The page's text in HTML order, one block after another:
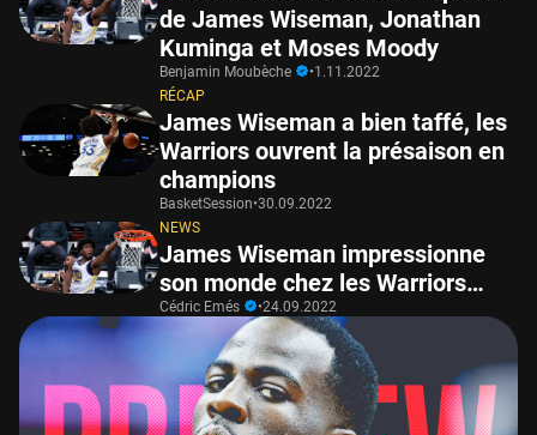
de James Wiseman, Jonathan
Kuminga et Moses Moody
Benjamin Moubèche •1.11.2022
RÉCAP
James Wiseman a bien taffé, les
Warriors ouvrent la présaison en
champions
BasketSession•30.09.2022
NEWS
James Wiseman impressionne
son monde chez les Warriors…
Cédric Emés •24.09.2022